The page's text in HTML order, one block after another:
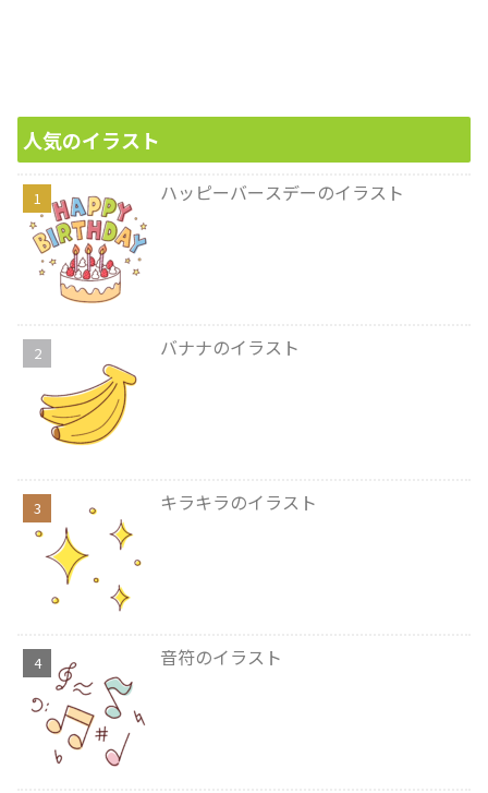
人気のイラスト
ハッピーバースデーのイラスト
バナナのイラスト
キラキラのイラスト
音符のイラスト